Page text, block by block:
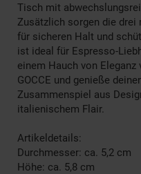
Tisch mit
Zusätzlich sorgen die
für sicheren Halt und
ist ideal für Espresso-
einem Hauch von
GOCCE und genieße
Zusammenspiel aus
italienischem Flair.
Artikeldetails:
Durchmesser: ca. 5,2 cm
Höhe: ca. 5,8 cm